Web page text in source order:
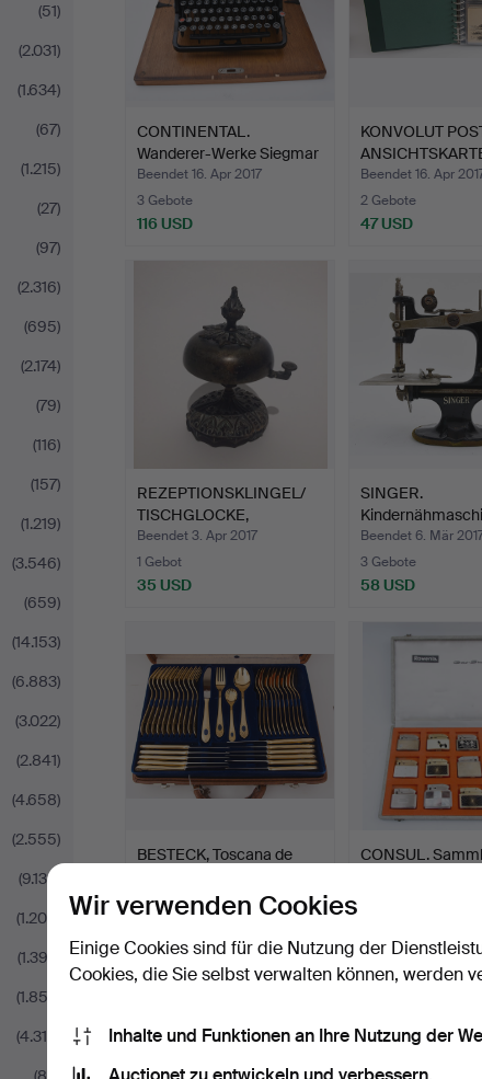
(51)
(2.031)
(1.634)
(67)
(1.215)
(27)
(97)
(2.316)
(695)
(2.174)
(79)
(116)
(157)
(1.219)
(3.546)
(659)
(14.153)
(6.883)
(3.022)
(2.841)
(4.658)
(2.555)
(9.139)
(1.208)
(1.392)
(1.852)
(4.319)
CONTINENTAL.
Wanderer-Werke Siegmar
Schöna…
Beendet 16. Apr 2017
3 Gebote
116 USD
KONVOLUT
c…
Beendet 16. Apr
2 Gebote
47 USD
REZEPTIONSKLINGEL/
TISCHGLOCKE,
ornamentie…
Beendet 3. Apr 2017
1 Gebot
35 USD
SINGER.
Singer No.20,
Beendet 6. Mär
3 Gebote
58 USD
BESTECK, Toscana de
Beendet 3. Jan 2017
750 USD
CONSUL.
35 USD
Wir verwenden Cookies
Einige Cookies sind für die Nutzung der
Cookies, die Sie selbst verwalten können, werden
Inhalte und Funktionen an Ihre Nutzung der